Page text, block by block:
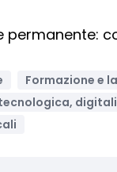
Formazione e